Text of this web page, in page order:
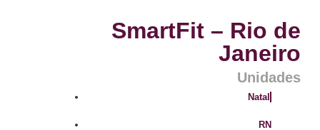
SmartFit – Rio de
Janeiro
Unidades
Natal
RN